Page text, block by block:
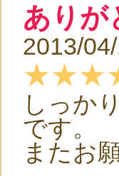
ありが
2013/
しっか
です。
またお